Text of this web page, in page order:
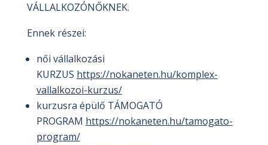
VÁLLALKOZÓNŐKNEK.
Ennek részei:
női vállalkozási
KURZUS https://nokaneten.hu/komplex-
vallalkozoi-kurzus/
kurzusra épülő TÁMOGATÓ
PROGRAM https://nokaneten.hu/tamogato-
program/